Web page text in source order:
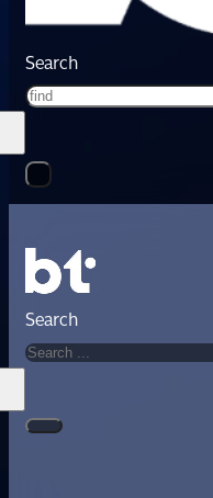
Search
Search